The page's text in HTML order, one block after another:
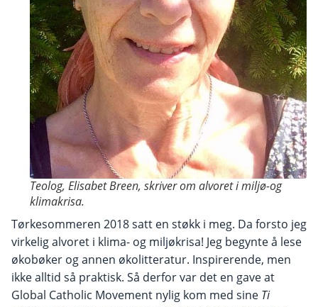
Teolog, Elisabet Breen, skriver om alvoret i miljø-og
klimakrisa.
Tørkesommeren 2018 satt en støkk i meg. Da forsto jeg
virkelig alvoret i klima- og miljøkrisa! Jeg begynte å lese
økobøker og annen økolitteratur. Inspirerende, men
ikke alltid så praktisk. Så derfor var det en gave at
Global Catholic Movement nylig kom med sine Ti